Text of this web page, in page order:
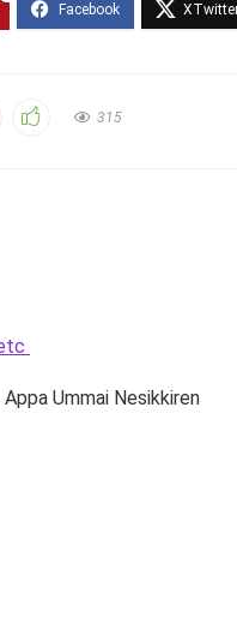
315
Ummai Nesikkiren